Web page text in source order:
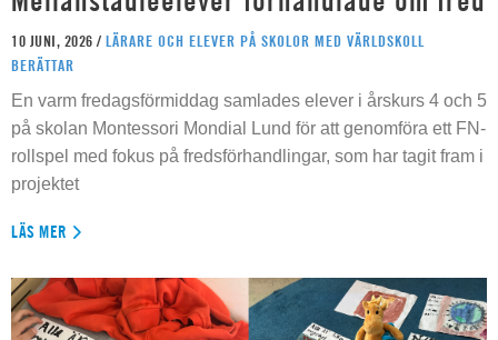
10 JUNI, 2026 / LÄRARE OCH ELEVER PÅ SKOLOR MED VÄRLDSKOLL
BERÄTTAR
En varm fredagsförmiddag samlades elever i årskurs 4 och 5
på skolan Montessori Mondial Lund för att genomföra ett FN-
rollspel med fokus på fredsförhandlingar, som har tagit fram i
projektet
LÄS MER